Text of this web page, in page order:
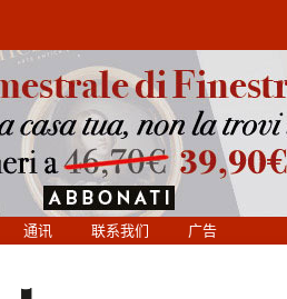
通讯 联系我们 广告